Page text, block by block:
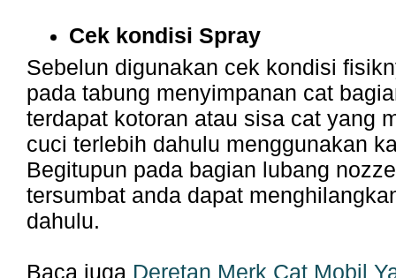
Cek kondisi Spray
Sebelun digunakan cek kondisi
pada tabung menyimpanan cat
terdapat kotoran atau sisa cat yang
cuci terlebih dahulu menggunakan
Begitupun pada bagian lubang
tersumbat anda dapat
dahulu.
Baca juga Deretan Merk Cat Mobil